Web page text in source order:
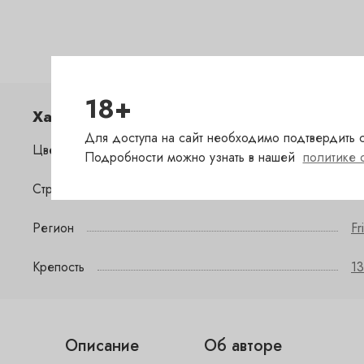
Характеристики
Цвет
Страна
Регион
Крепость 13
Описание Об авторе
18+
Для доступа на сайт необходимо
Подробности можно узнать в нашей политике